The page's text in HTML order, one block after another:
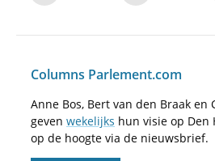
Columns Parlement.com
Anne Bos, Bert van den Braak en
geven wekelijks hun visie op Den
op de hoogte via de nieuwsbrief.